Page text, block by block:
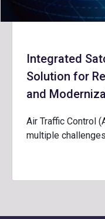
Integrated
Solution for
and
Air Traffic Control
multiple